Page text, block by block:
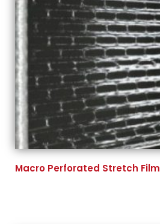
Macro Perforated Stretch Film